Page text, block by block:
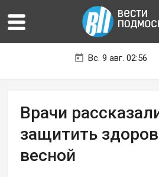
Вс. 9 авг. 02:56
Врачи
защитить
весной